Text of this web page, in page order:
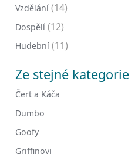
Vzdělání (14)
Dospělí (12)
Hudební (11)
Ze stejné kategorie
Čert a Káča
Dumbo
Goofy
Griffinovi